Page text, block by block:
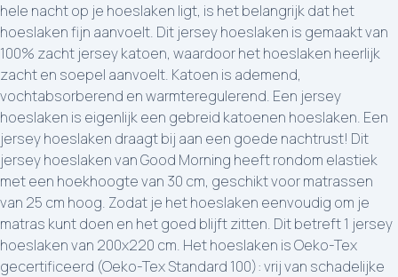
hele nacht op je hoeslaken ligt, is het belangrijk dat het
hoeslaken fijn aanvoelt. Dit jersey hoeslaken is gemaakt van
100% zacht jersey katoen, waardoor het hoeslaken heerlijk
zacht en soepel aanvoelt. Katoen is ademend,
vochtabsorberend en warmteregulerend. Een jersey
hoeslaken is eigenlijk een gebreid katoenen hoeslaken. Een
jersey hoeslaken draagt bij aan een goede nachtrust! Dit
jersey hoeslaken van Good Morning heeft rondom elastiek
met een hoekhoogte van 30 cm, geschikt voor matrassen
van 25 cm hoog. Zodat je het hoeslaken eenvoudig om je
matras kunt doen en het goed blijft zitten. Dit betreft 1 jersey
hoeslaken van 200x220 cm. Het hoeslaken is Oeko-Tex
gecertificeerd (Oeko-Tex Standard 100): vrij van schadelijke